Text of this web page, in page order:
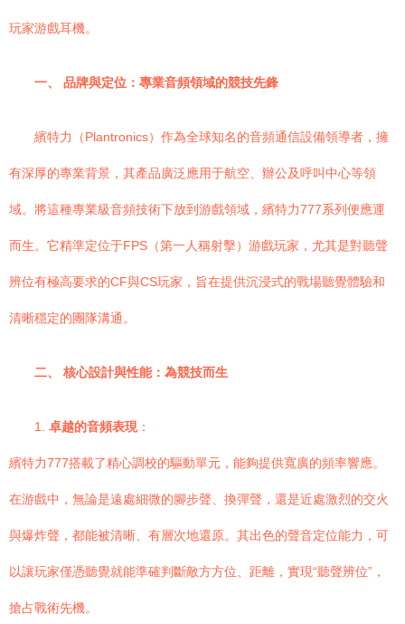
玩家游戲耳機。
一、 品牌與定位：專業音頻領域的競技先鋒
繽特力（Plantronics）作為全球知名的音頻通信設備領導者，擁
有深厚的專業背景，其產品廣泛應用于航空、辦公及呼叫中心等領
域。將這種專業級音頻技術下放到游戲領域，繽特力777系列便應運
而生。它精準定位于FPS（第一人稱射擊）游戲玩家，尤其是對聽聲
辨位有極高要求的CF與CS玩家，旨在提供沉浸式的戰場聽覺體驗和
清晰穩定的團隊溝通。
二、 核心設計與性能：為競技而生
1. 卓越的音頻表現 ：
繽特力777搭載了精心調校的驅動單元，能夠提供寬廣的頻率響應。
在游戲中，無論是遠處細微的腳步聲、換彈聲，還是近處激烈的交火
與爆炸聲，都能被清晰、有層次地還原。其出色的聲音定位能力，可
以讓玩家僅憑聽覺就能準確判斷敵方方位、距離，實現“聽聲辨位”，
搶占戰術先機。